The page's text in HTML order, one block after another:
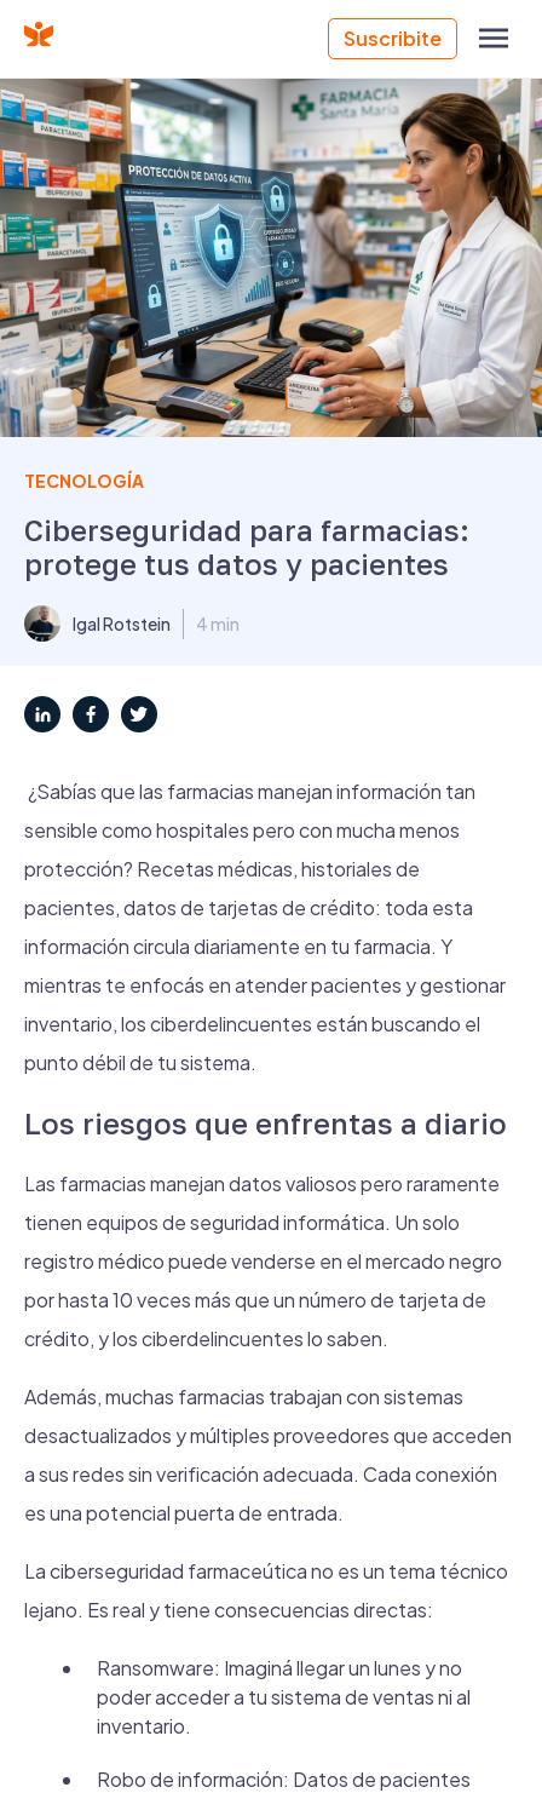
Suscribite
TECNOLOGÍA
Ciberseguridad para farmacias:
protege tus datos y pacientes
Igal Rotstein 4 min
¿Sabías que las farmacias manejan información tan
sensible como hospitales pero con mucha menos
protección? Recetas médicas, historiales de
pacientes, datos de tarjetas de crédito: toda esta
información circula diariamente en tu farmacia. Y
mientras te enfocás en atender pacientes y gestionar
inventario, los ciberdelincuentes están buscando el
punto débil de tu sistema.
Los riesgos que enfrentas a diario
Las farmacias manejan datos valiosos pero raramente
tienen equipos de seguridad informática. Un solo
registro médico puede venderse en el mercado negro
por hasta 10 veces más que un número de tarjeta de
crédito, y los ciberdelincuentes lo saben.
Además, muchas farmacias trabajan con sistemas
desactualizados y múltiples proveedores que acceden
a sus redes sin verificación adecuada. Cada conexión
es una potencial puerta de entrada.
La ciberseguridad farmaceútica no es un tema técnico
lejano. Es real y tiene consecuencias directas:
Ransomware: Imaginá llegar un lunes y no
poder acceder a tu sistema de ventas ni al
inventario.
Robo de información: Datos de pacientes